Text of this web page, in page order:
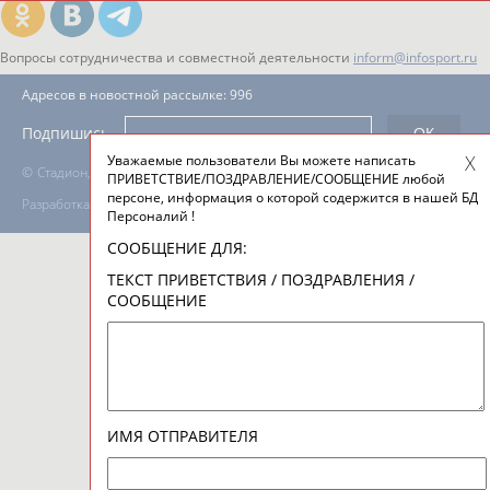
Вопросы сотрудничества и совместной деятельности inform@infosport.ru
© Стадион, 1998-2026
Разработка и поддержка ООО НАИТ «Стадион»
Адресов в новостной рассылке: 996
Подпишись
Уважаемые пользователи Вы можете написать
ПРИВЕТСТВИЕ/ПОЗДРАВЛЕНИЕ/СООБЩЕНИЕ любой
персоне, информация о которой содержится в нашей БД
Персоналий !
СООБЩЕНИЕ ДЛЯ:
ТЕКСТ ПРИВЕТСТВИЯ / ПОЗДРАВЛЕНИЯ /
СООБЩЕНИЕ
ИМЯ ОТПРАВИТЕЛЯ